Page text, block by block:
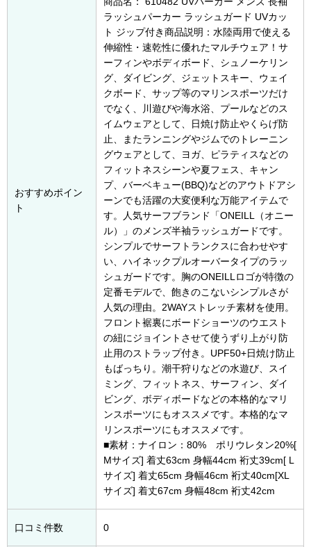
おすすめポイン
ト
ラッシュパーカー ラッシュガード UVカッ
ト ジップ付き商品説明：水陸両用で使える
伸縮性・速乾性に優れたマルチウェア！サ
ーフィンやボディボード、シュノーケリン
グ、ダイビング、ジェットスキー、ウェイ
クボード、サップ等のマリンスポーツだけ
でなく、川遊びや海水浴、プールなどのス
イムウェアとして、日焼け防止やくらげ防
止、またランニングやジムでのトレーニン
グウェアとして、ヨガ、ピラティスなどの
フィットネスシーンや夏フェス、キャン
プ、バーベキュー(BBQ)などのアウトドアシ
ーンでも活躍の大変便利な万能アイテムで
す。人気サーフブランド「ONEILL（オニー
ル）」のメンズ半袖ラッシュガードです。
シンプルでサーフトランクスに合わせやす
い、ハイネックプルオーバータイプのラッ
シュガードです。胸のONEILLロゴが特徴の
定番モデルで、飽きのこないシンプルさが
人気の理由。2WAYストレッチ素材を使用。
フロント裾裏にボードショーツのウエスト
の紐にジョイントさせて使うずり上がり防
止用のストラップ付き。UPF50+日焼け防止
もばっちり。潮干狩りなどの水遊び、スイ
ミング、フィットネス、サーフィン、ダイ
ビング、ボディボードなどの本格的なマリ
ンスポーツにもオススメです。本格的なマ
リンスポーツにもオススメです。
■素材：ナイロン：80% ポリウレタン20%[
Mサイズ] 着丈63cm 身幅44cm 裄丈39cm[ L
サイズ] 着丈65cm 身幅46cm 裄丈40cm[XL
サイズ] 着丈67cm 身幅48cm 裄丈42cm
口コミ件数 0